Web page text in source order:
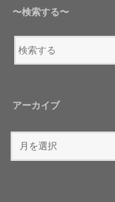
〜検索する〜
アーカイブ